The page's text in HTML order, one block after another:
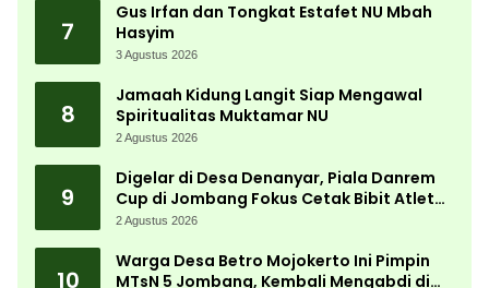
7
Gus Irfan dan Tongkat Estafet NU Mbah
Hasyim
3 Agustus 2026
8
Jamaah Kidung Langit Siap Mengawal
Spiritualitas Muktamar NU
2 Agustus 2026
9
Digelar di Desa Denanyar, Piala Danrem
Cup di Jombang Fokus Cetak Bibit Atlet
Menembak Berprestasi
2 Agustus 2026
10
Warga Desa Betro Mojokerto Ini Pimpin
MTsN 5 Jombang, Kembali Mengabdi di